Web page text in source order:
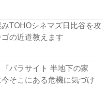
みTOHOシネマズ日比谷を攻
の近道教えます
『パラサイト 半地下の家
そこにある危機に気づけ